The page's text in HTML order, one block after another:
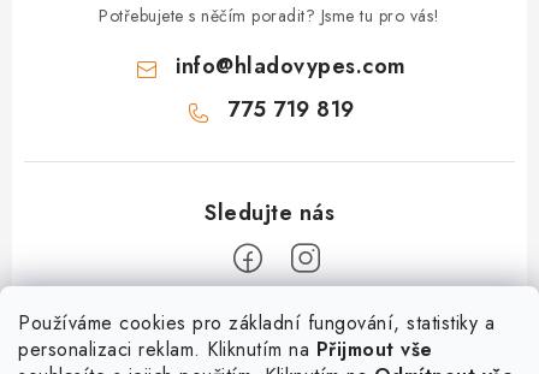
Používáme cookies pro základní fungování, statistiky a
personalizaci reklam. Kliknutím na Přijmout vše
Potřebujete s něčím poradit? Jsme tu pro vás!
info@hladovypes.com
775 719 819